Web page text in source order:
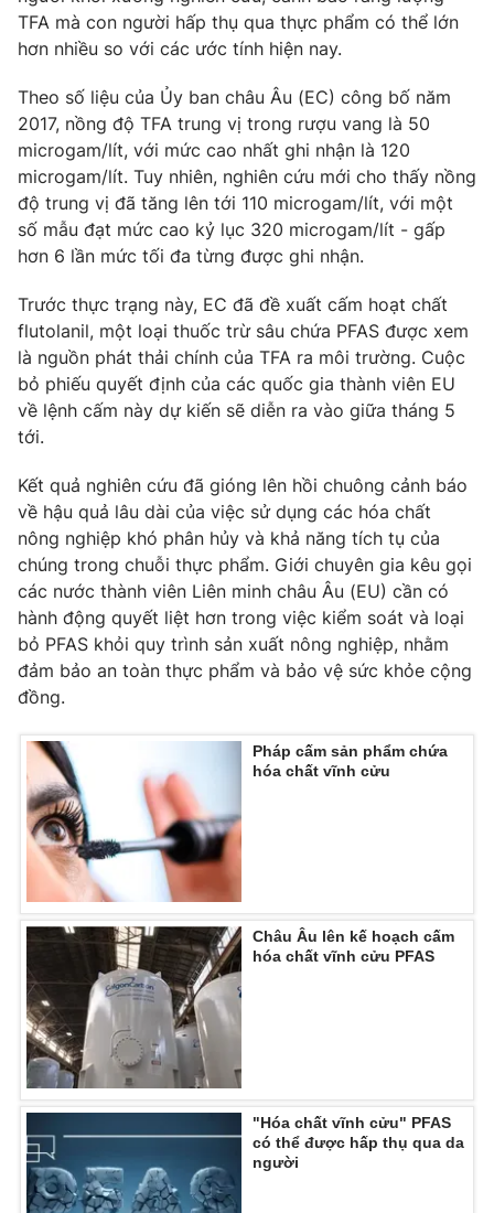
Thị trường 24h Tấm lòng Việt
VTV4 Vươn mình bằng AI
VTV9 VTV8
Liên hệ tòa soạn English
THỜI BÁO VTV
Theo dõi báo trên
Cơ quan chủ quản:Đài Truyền hình Việt Nam
Cơ quan báo chí:Thời báo VTV
Giấy phép hoạt động báo in và báo điện tử số 483/GP-BTTTT
cấp ngày 29/12/2023
Tổng Biên tập:Vũ Thanh Thủy
Phó Tổng Biên tập:Nguyễn Thị Mỹ Hạnh, Phạm Quốc Thắng,
Nguyễn Trọng Ninh
Tổng đài VTV:
Ðiện thoại Thời báo VTV:024.66 897 897
Email:toasoan@vtv.vn
Liên hệ quảng cáo:024-7300.7108
® Cấm sao chép dưới mọi hình thức nếu không có sự chấp
thuận bằng văn bản. Ghi rõ nguồn VTV.vn khi phát hành lại
thông tin từ website này.
TFA mà con người hấp thụ qua thực phẩm có thể lớn
hơn nhiều so với các ước tính hiện nay.
Theo số liệu của Ủy ban châu Âu (EC) công bố năm
2017, nồng độ TFA trung vị trong rượu vang là 50
microgam/lít, với mức cao nhất ghi nhận là 120
microgam/lít. Tuy nhiên, nghiên cứu mới cho thấy nồng
độ trung vị đã tăng lên tới 110 microgam/lít, với một
số mẫu đạt mức cao kỷ lục 320 microgam/lít - gấp
hơn 6 lần mức tối đa từng được ghi nhận.
Trước thực trạng này, EC đã đề xuất cấm hoạt chất
flutolanil, một loại thuốc trừ sâu chứa PFAS được xem
là nguồn phát thải chính của TFA ra môi trường. Cuộc
bỏ phiếu quyết định của các quốc gia thành viên EU
về lệnh cấm này dự kiến sẽ diễn ra vào giữa tháng 5
tới.
Kết quả nghiên cứu đã gióng lên hồi chuông cảnh báo
về hậu quả lâu dài của việc sử dụng các hóa chất
nông nghiệp khó phân hủy và khả năng tích tụ của
chúng trong chuỗi thực phẩm. Giới chuyên gia kêu gọi
các nước thành viên Liên minh châu Âu (EU) cần có
hành động quyết liệt hơn trong việc kiểm soát và loại
bỏ PFAS khỏi quy trình sản xuất nông nghiệp, nhằm
đảm bảo an toàn thực phẩm và bảo vệ sức khỏe cộng
đồng.
Pháp cấm sản phẩm chứa
hóa chất vĩnh cửu
Châu Âu lên kế hoạch cấm
hóa chất vĩnh cửu PFAS
"Hóa chất vĩnh cửu" PFAS
có thể được hấp thụ qua da
người